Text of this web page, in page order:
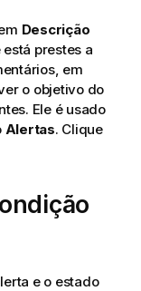
Descrição
prestes a
em
o objetivo do
Ele é usado
Alertas. Clique
e o estado